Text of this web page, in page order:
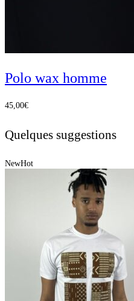
Polo wax homme
45,00€
Quelques suggestions
NewHot